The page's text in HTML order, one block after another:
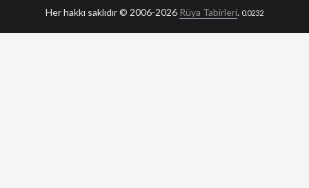
Her hakkı saklıdır © 2006-2026 Rüya Tabirleri. 0.0232